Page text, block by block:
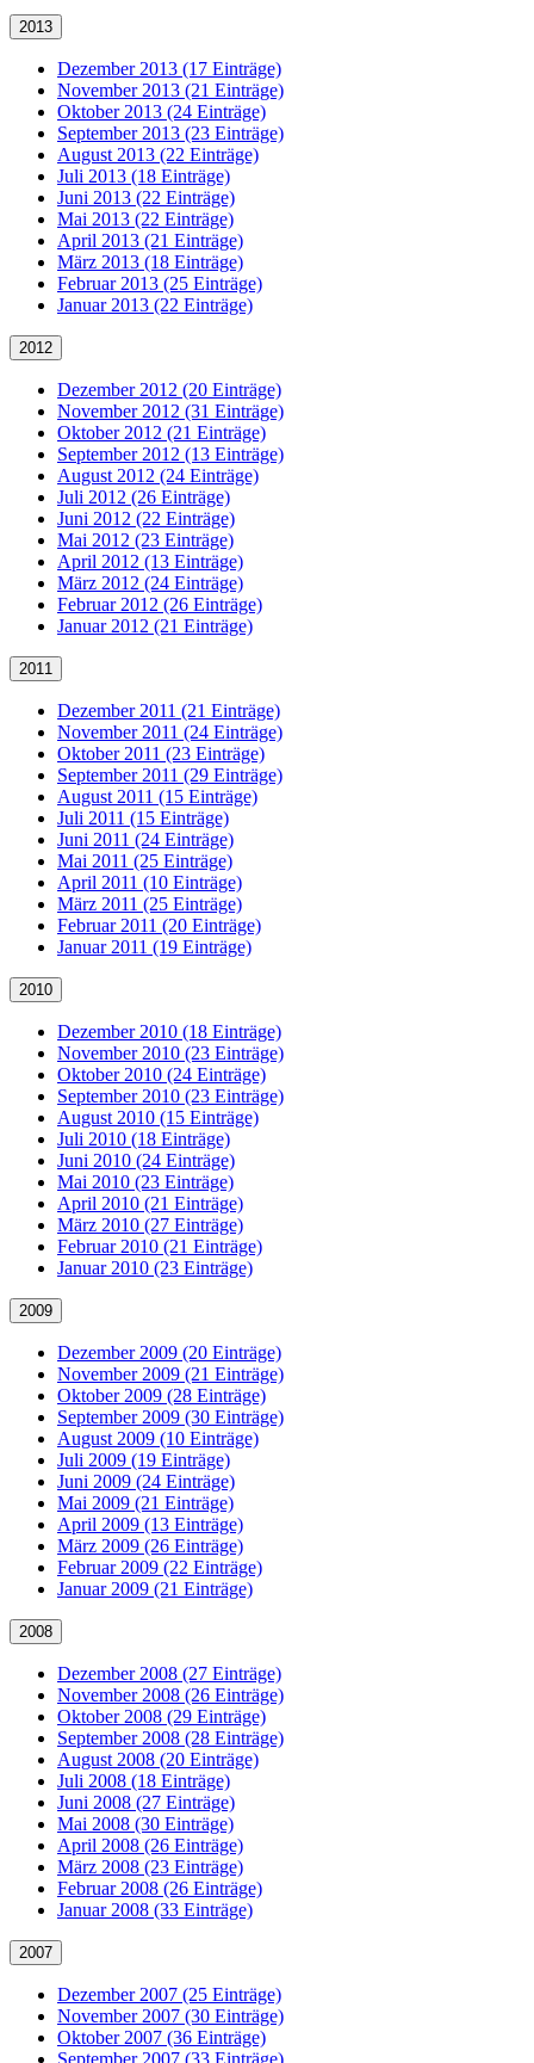
2013
Dezember 2013 (17 Einträge)
November 2013 (21 Einträge)
Oktober 2013 (24 Einträge)
September 2013 (23 Einträge)
August 2013 (22 Einträge)
Juli 2013 (18 Einträge)
Juni 2013 (22 Einträge)
Mai 2013 (22 Einträge)
April 2013 (21 Einträge)
März 2013 (18 Einträge)
Februar 2013 (25 Einträge)
Januar 2013 (22 Einträge)
2012
Dezember 2012 (20 Einträge)
November 2012 (31 Einträge)
Oktober 2012 (21 Einträge)
September 2012 (13 Einträge)
August 2012 (24 Einträge)
Juli 2012 (26 Einträge)
Juni 2012 (22 Einträge)
Mai 2012 (23 Einträge)
April 2012 (13 Einträge)
März 2012 (24 Einträge)
Februar 2012 (26 Einträge)
Januar 2012 (21 Einträge)
2011
Dezember 2011 (21 Einträge)
November 2011 (24 Einträge)
Oktober 2011 (23 Einträge)
September 2011 (29 Einträge)
August 2011 (15 Einträge)
Juli 2011 (15 Einträge)
Juni 2011 (24 Einträge)
Mai 2011 (25 Einträge)
April 2011 (10 Einträge)
März 2011 (25 Einträge)
Februar 2011 (20 Einträge)
Januar 2011 (19 Einträge)
2010
Dezember 2010 (18 Einträge)
November 2010 (23 Einträge)
Oktober 2010 (24 Einträge)
September 2010 (23 Einträge)
August 2010 (15 Einträge)
Juli 2010 (18 Einträge)
Juni 2010 (24 Einträge)
Mai 2010 (23 Einträge)
April 2010 (21 Einträge)
März 2010 (27 Einträge)
Februar 2010 (21 Einträge)
Januar 2010 (23 Einträge)
2009
Dezember 2009 (20 Einträge)
November 2009 (21 Einträge)
Oktober 2009 (28 Einträge)
September 2009 (30 Einträge)
August 2009 (10 Einträge)
Juli 2009 (19 Einträge)
Juni 2009 (24 Einträge)
Mai 2009 (21 Einträge)
April 2009 (13 Einträge)
März 2009 (26 Einträge)
Februar 2009 (22 Einträge)
Januar 2009 (21 Einträge)
2008
Dezember 2008 (27 Einträge)
November 2008 (26 Einträge)
Oktober 2008 (29 Einträge)
September 2008 (28 Einträge)
August 2008 (20 Einträge)
Juli 2008 (18 Einträge)
Juni 2008 (27 Einträge)
Mai 2008 (30 Einträge)
April 2008 (26 Einträge)
März 2008 (23 Einträge)
Februar 2008 (26 Einträge)
Januar 2008 (33 Einträge)
2007
Dezember 2007 (25 Einträge)
November 2007 (30 Einträge)
Oktober 2007 (36 Einträge)
September 2007 (33 Einträge)